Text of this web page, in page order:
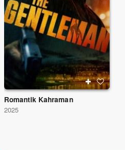
Romantik Kahraman
2025